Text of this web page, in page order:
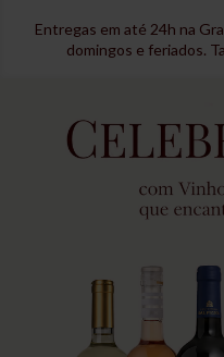
Entregas em até 24h na
domingos e feriados.